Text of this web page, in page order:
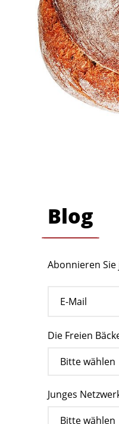
Blog
Abonnieren
Die Freien
Junges